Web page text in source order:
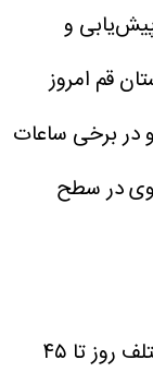
و
قم امروز
برخی ساعات
در سطح
وی افزود: سرعت وزش باد در ساعات مختلف روز تا ۴۵